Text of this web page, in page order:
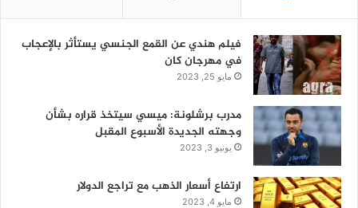
فيلم هندي عن القمع الجنسي يستأثر بالإعجاب
في مهرجان كان
مايو 25, 2023
مدرب برشلونة: ميسي سيتخذ قراره بشأن
وجهته الجديدة الأسبوع المقبل
يونيو 3, 2023
ارتفاع أسعار الذهب مع تراجع الدولار
مايو 4, 2023